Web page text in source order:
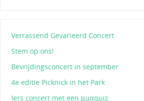
Verrassend Gevarieerd Concert
Stem op ons!
Bevrijdingsconcert in september
4e editie Picknick in het Park
Iers concert met een puqquiz